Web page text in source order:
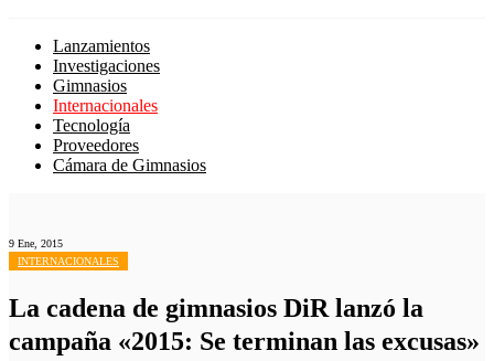
Lanzamientos
Investigaciones
Gimnasios
Internacionales
Tecnología
Proveedores
Cámara de Gimnasios
9 Ene, 2015
INTERNACIONALES
La cadena de gimnasios DiR lanzó la
campaña «2015: Se terminan las excusas»